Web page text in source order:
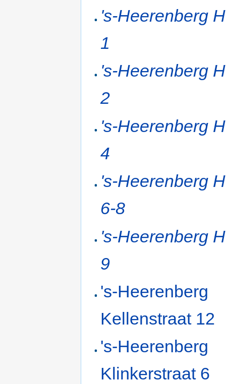
's-Heerenberg
1
's-Heerenberg
2
's-Heerenberg
4
's-Heerenberg
6-8
's-Heerenberg
9
's-Heerenberg
Kellenstraat 12
's-Heerenberg
Klinkerstraat 6